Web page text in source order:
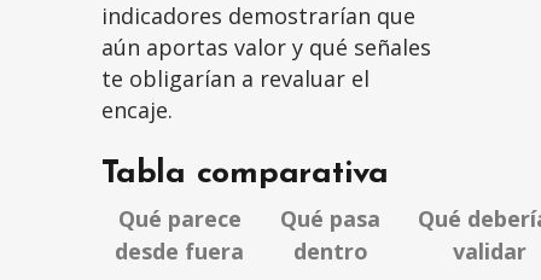
indicadores demostrarían que
aún aportas valor y qué señales
te obligarían a revaluar el
encaje.
Tabla comparativa
Qué parece
desde fuera
Qué pasa
dentro
Qué
validar